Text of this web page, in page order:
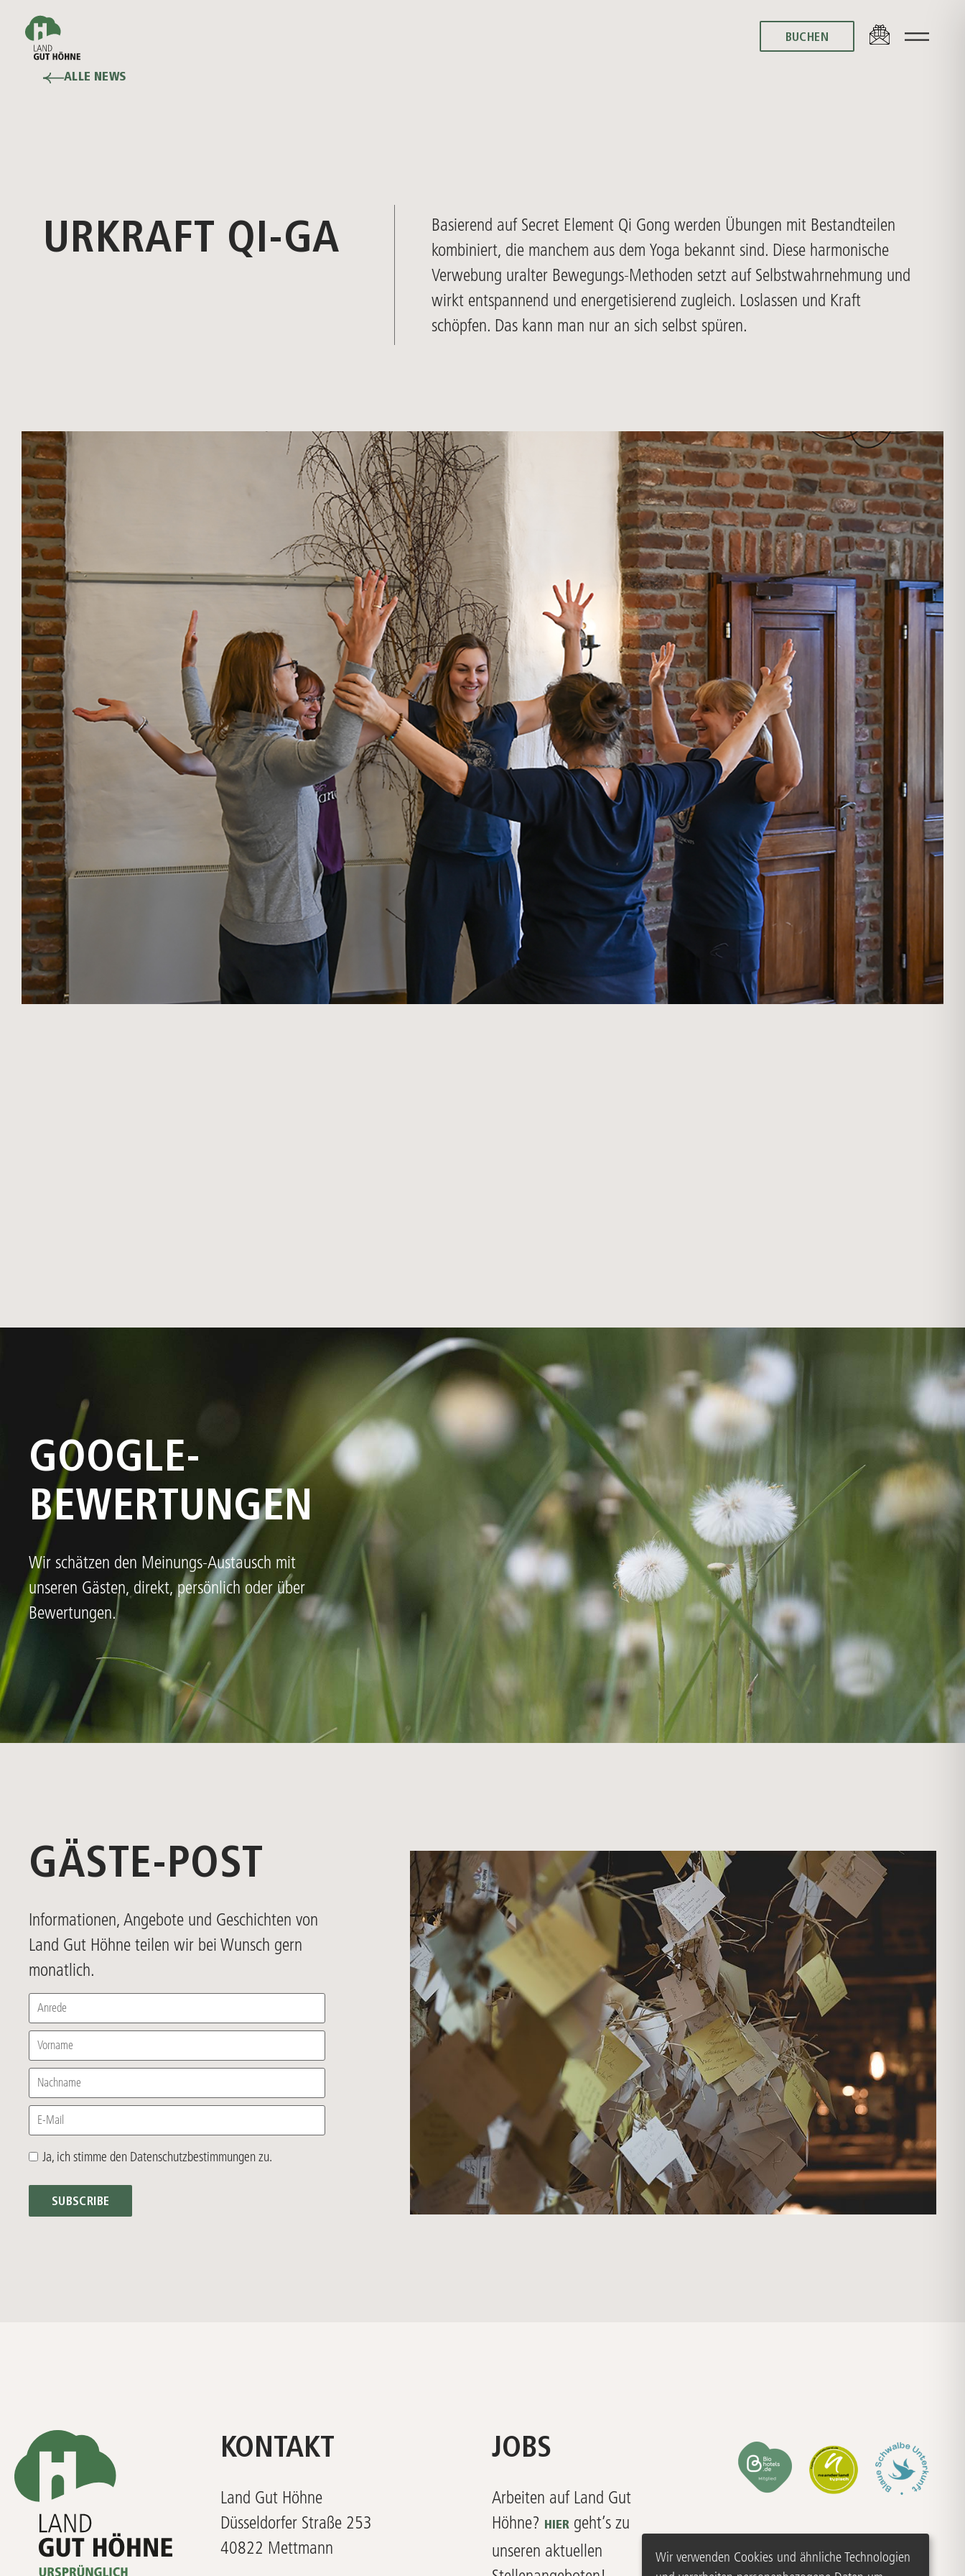
Wir verwenden Cookies und ähnliche Technologien
BUCHEN
BUCHEN
ALLE NEWS
URKRAFT QI-GA
Basierend auf Secret Element Qi Gong werden Übungen mit Bestandteilen
kombiniert, die manchem aus dem Yoga bekannt sind. Diese harmonische
Verwebung uralter Bewegungs-Methoden setzt auf Selbstwahrnehmung und
wirkt entspannend und energetisierend zugleich. Loslassen und Kraft
schöpfen. Das kann man nur an sich selbst spüren.
GOOGLE-
BEWERTUNGEN
Wir schätzen den Meinungs-Austausch mit
unseren Gästen, direkt, persönlich oder über
Bewertungen.
GÄSTE-POST
Informationen, Angebote und Geschichten von
Land Gut Höhne teilen wir bei Wunsch gern
monatlich.
Anrede
Vorname
Nachname
E-Mail
Ja, ich stimme den Datenschutzbestimmungen zu.
SUBSCRIBE
KONTAKT
Land Gut Höhne
Düsseldorfer Straße 253
40822 Mettmann
JOBS
Arbeiten auf Land Gut
Höhne?
HIER geht’s zu
unseren aktuellen